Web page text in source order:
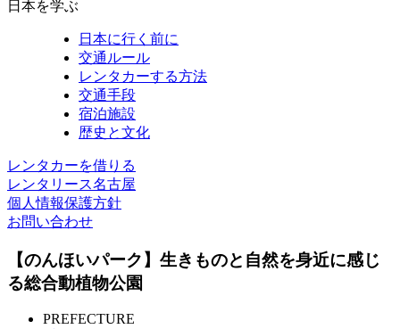
日本を学ぶ
日本に行く前に
交通ルール
レンタカーする方法
交通手段
宿泊施設
歴史と文化
レンタカーを借りる
レンタリース名古屋
個人情報保護方針
お問い合わせ
【のんほいパーク】生きものと自然を身近に感じ
る総合動植物公園
PREFECTURE